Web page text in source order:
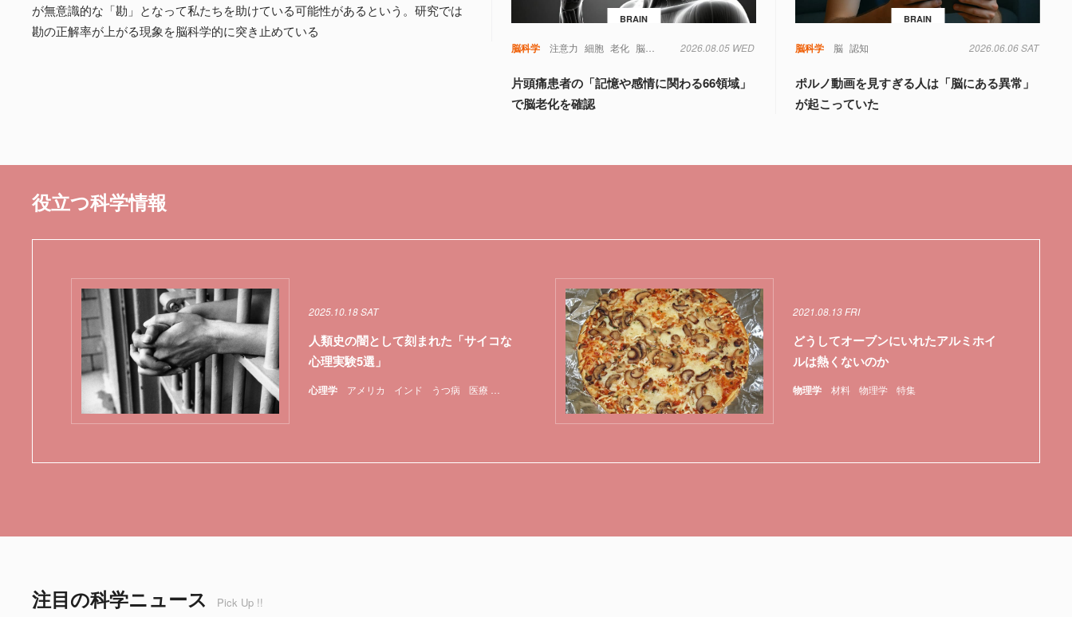
が無意識的な「勘」となって私たちを助けている可能性があるという。研究では
勘の正解率が上がる現象を脳科学的に突き止めている
BRAIN
脳科学 注意力 細胞 老化 脳 記憶 認知
2026.08.05 WED
片頭痛患者の「記憶や感情に関わる66領域」
で脳老化を確認
BRAIN
脳科学 脳 認知 2026.06.06 SAT
ポルノ動画を見すぎる人は「脳にある異常」
が起こっていた
役立つ科学情報
心理学 アメリカ インド うつ病 医療 特集 脳
2025.10.18 SAT
人類史の闇として刻まれた「サイコな
心理実験5選」
物理学 材料 物理学 特集
2021.08.13 FRI
どうしてオーブンにいれたアルミホイ
ルは熱くないのか
注目の科学ニュース Pick Up !!